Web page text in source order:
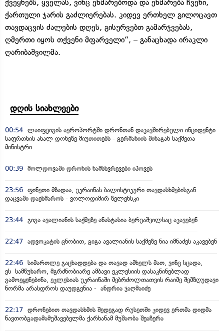
ქვეყნებს, ყველას, ვინც ეხმარებოდა და ეხმარება ჩვენი,
ქართული ჯარის გაძლიერებას. კიდევ ერთხელ გილოცავთ
თავდაცვის ძალების დღეს, გისურვებთ გამარჯვებას,
ღმერთი იყოს თქვენი მფარველი“, – განაცხადა ირაკლი
ღარიბაშვილმა.
დღის სიახლეები
00:54 ლაიფციგის აეროპორტში დრონთან დაკავშირებული ინციდენტი
საფრთხის ახალ დონეზე მიუთითებს - გერმანიის შინაგან საქმეთა
მინისტრი
00:39 მოლდოვაში დრონის ნამსხვრევები იპოვეს
23:56 ფინეთი მზადაა, უკრაინას ბალისტიკური თავდასხმებისგან
დაცვაში დაეხმაროს - ვოლოდიმირ ზელენსკი
23:44 გიგა ავალიანის საქმეზე ანასტასია ბერუაშვილსაც აკავებენ
22:47 ადვოკატის ცნობით, გიგა ავალიანის საქმეზე ნია იმნაძეს აკავებენ
22:46 სიმართლე გაცხადდება და თავად ამხელს მათ, ვინც სცადა,
ეს სამწუხარო, მგრძნობიარე ამბავი ეკლესიის დასაკნინებლად
გამოეყენებინა, ეკლესიას უკრაინაში მებრძოლთათვის რაიმე შემზღუდავი
ნორმა არასდროს დაუდგენია - ანდრია ჯაღმაიძე
22:17 დრონებით თავდასხმის შედეგად რუსეთში კიდევ ერთმა დიდმა
ნავთობგადამამუშავებელმა ქარხანამ მუშაობა შეაჩერა